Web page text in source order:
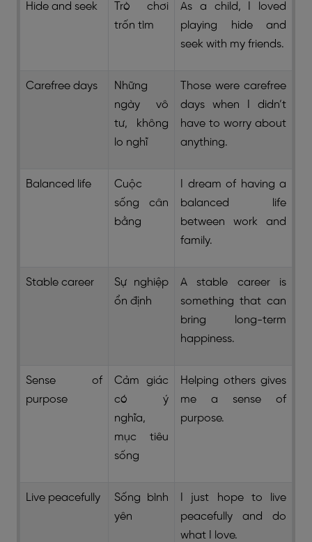
Hide and seek
Trò chơi
trốn tìm
As a child, I loved
playing hide and
seek with my friends.
Carefree days
Những
ngày vô
tư, không
lo nghĩ
Those were carefree
days when I didn’t
have to worry about
anything.
Balanced life
Cuộc
sống cân
bằng
I dream of having a
balanced life
between work and
family.
Stable career
Sự nghiệp
ổn định
A stable career is
something that can
bring long-term
happiness.
Sense of
purpose
Cảm giác
có ý
nghĩa,
mục tiêu
sống
Helping others gives
me a sense of
purpose.
Live peacefully
Sống bình
yên
I just hope to live
peacefully and do
what I love.